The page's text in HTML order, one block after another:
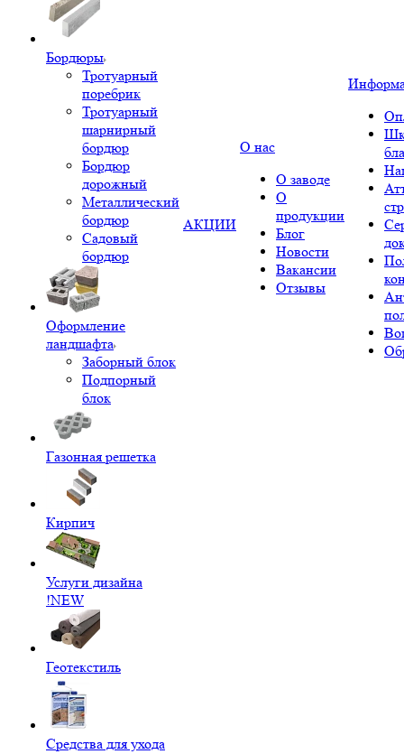
Бордюры
Тротуарный
поребрик
Тротуарный
шарнирный
бордюр
Бордюр
дорожный
Металлический
бордюр
Садовый
бордюр
Оформление
ландшафта
Заборный блок
Подпорный
блок
Газонная решетка
Кирпич
Услуги дизайна
!NEW
Геотекстиль
Средства для ухода
АКЦИИ
О нас
О заводе
О
продукции
Блог
Новости
Вакансии
Отзывы